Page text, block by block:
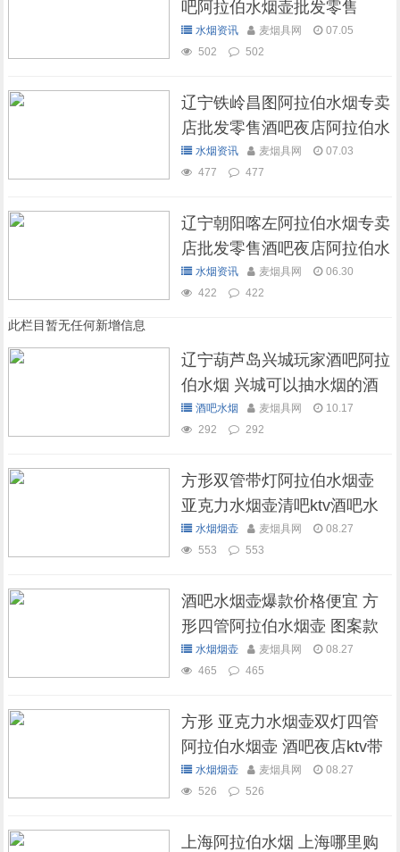
吧阿拉伯水烟壶批发零售
水烟资讯 麦烟具网
07.05
502
502
辽宁铁岭昌图阿拉伯水烟专卖
店批发零售酒吧夜店阿拉伯水
烟壶水烟资讯 麦烟具网
07.03
477
477
辽宁朝阳喀左阿拉伯水烟专卖
店批发零售酒吧夜店阿拉伯水
烟壶水烟资讯 麦烟具网
06.30
422
422
此栏目暂无任何新增信息
辽宁葫芦岛兴城玩家酒吧阿拉
伯水烟 兴城可以抽水烟的酒
吧酒吧水烟 麦烟具网
10.17
292
292
方形双管带灯阿拉伯水烟壶
亚克力水烟壶清吧ktv酒吧水
烟壶水烟烟壶 麦烟具网
08.27
553
553
酒吧水烟壶爆款价格便宜 方
形四管阿拉伯水烟壶 图案款
水烟烟壶 麦烟具网
08.27
465
465
方形 亚克力水烟壶双灯四管
阿拉伯水烟壶 酒吧夜店ktv带
灯水烟壶
水烟烟壶 麦烟具网
08.27
526
526
上海阿拉伯水烟 上海哪里购